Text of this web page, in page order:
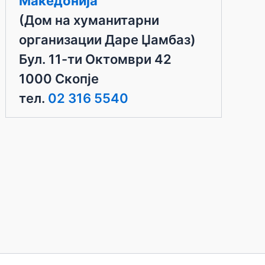
(Дом на хуманитарни
организации Даре Џамбаз)
Бул. 11-ти Октомври 42
1000 Скопје
тел. 02 316 5540